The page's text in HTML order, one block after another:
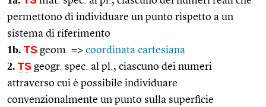
permettono di individuare un punto rispetto a un
sistema di riferimento
1b. TS geom. => coordinata cartesiana
2. TS geogr. spec. al pl., ciascuno dei numeri
attraverso cui è possibile individuare
convenzionalmente un punto sulla superficie